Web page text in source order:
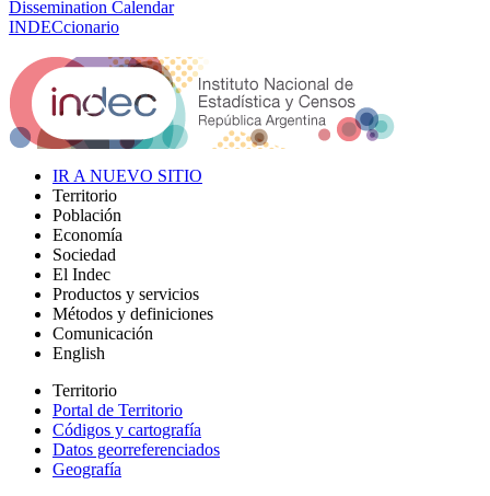
Dissemination Calendar
INDECcionario
IR A NUEVO SITIO
Territorio
Población
Economía
Sociedad
El Indec
Productos y servicios
Métodos y definiciones
Comunicación
English
Territorio
Portal de Territorio
Códigos y cartografía
Datos georreferenciados
Geografía